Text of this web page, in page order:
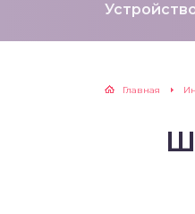
Главная